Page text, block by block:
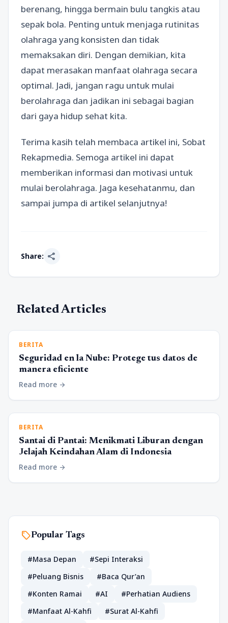
berenang, hingga bermain bulu tangkis atau
sepak bola. Penting untuk menjaga rutinitas
olahraga yang konsisten dan tidak
memaksakan diri. Dengan demikian, kita
dapat merasakan manfaat olahraga secara
optimal. Jadi, jangan ragu untuk mulai
berolahraga dan jadikan ini sebagai bagian
dari gaya hidup sehat kita.
Terima kasih telah membaca artikel ini, Sobat
Rekapmedia. Semoga artikel ini dapat
memberikan informasi dan motivasi untuk
mulai berolahraga. Jaga kesehatanmu, dan
sampai jumpa di artikel selanjutnya!
Share: share
Related Articles
BERITA
Seguridad en la Nube: Protege tus datos de
manera eficiente
Read more arrow_forward
BERITA
Santai di Pantai: Menikmati Liburan dengan
Jelajah Keindahan Alam di Indonesia
Read more arrow_forward
sellPopular Tags
#Masa Depan
#Sepi Interaksi
#Peluang Bisnis
#Baca Qur’an
#Konten Ramai
#AI
#Perhatian Audiens
#Manfaat Al-Kahfi
#Surat Al-Kahfi